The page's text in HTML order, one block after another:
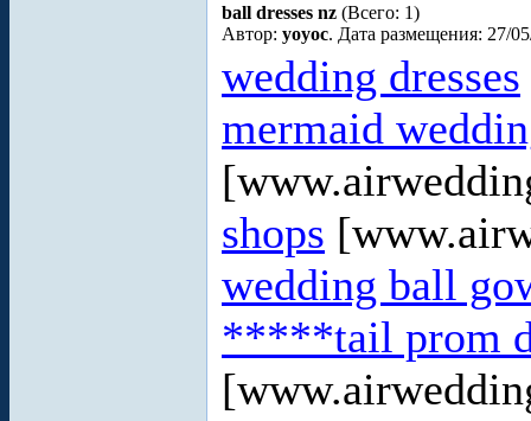
ball dresses nz (Всего: 1)
Автор: yoyoc. Дата размещения: 27/
wedding dresses
mermaid
shops
wedding ball
*****tail prom